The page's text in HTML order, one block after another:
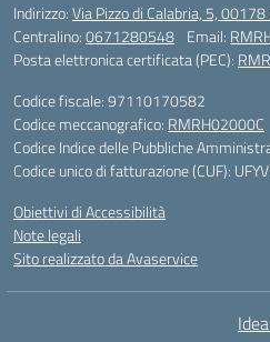
Indirizzo:Via Pizzo di Calabria, 5,
Centralino:0671280548 Email:
Posta elettronica certificata (PEC):
Codice fiscale: 97110170582
Codice meccanografico: RMRH02000C
Codice Indice delle Pubbliche
Codice unico di fatturazione (CUF):
Obiettivi di Accessibilità
Note legali
Sito realizzato da Avaservice